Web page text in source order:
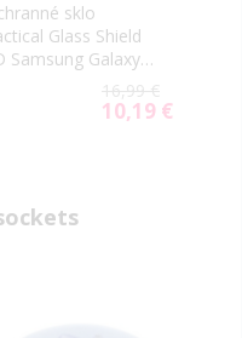
sklo
Glass Shield
Samsung Galaxy
5G A276 čierne16,99 €
Special
10,19 €